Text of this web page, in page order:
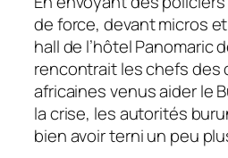
de force, devant micros
hall de l’hôtel Panomaric
rencontrait les chefs des
africaines venus aider le
la crise, les autorités
bien avoir terni un peu